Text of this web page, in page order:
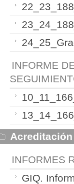
INFORME
Acreditación
INFORMES
GIQ.